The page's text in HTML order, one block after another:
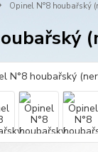
Opinel N°8 houbařský